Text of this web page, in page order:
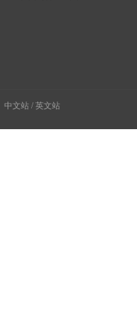
中文站 / 英文站